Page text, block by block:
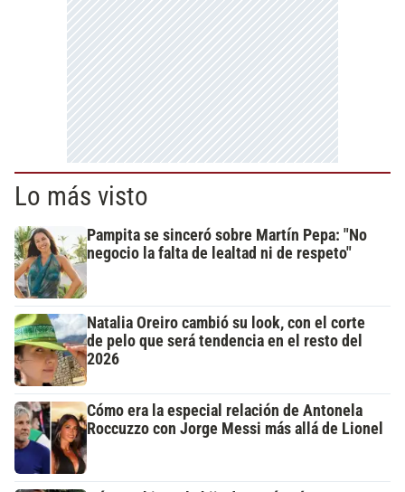
Lo más visto
Pampita se sinceró sobre Martín Pepa: "No
negocio la falta de lealtad ni de respeto"
Natalia Oreiro cambió su look, con el corte
de pelo que será tendencia en el resto del
2026
Cómo era la especial relación de Antonela
Roccuzzo con Jorge Messi más allá de Lionel